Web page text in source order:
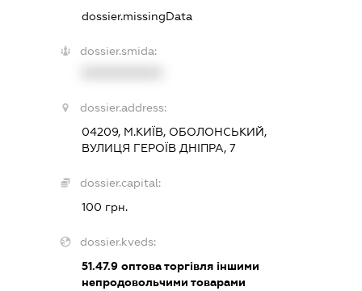
dossier.missingData
dossier.smida:
dossier.address:
04209, М.КИЇВ, ОБОЛОНСЬКИЙ,
ВУЛИЦЯ ГЕРОЇВ ДНІПРА, 7
dossier.capital:
100 грн.
dossier.kveds:
51.47.9 оптова торгівля іншими
непродовольчими товарами